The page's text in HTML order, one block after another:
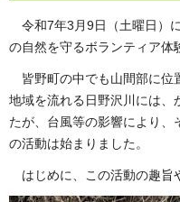
令和7年3月9日（土曜日）
の自然を守るボランティア体
皆野町の中でも山間部に位
地域を流れる日野沢川には、
たが、台風等の影響により、
の活動は始まりました。
はじめに、この活動の趣旨